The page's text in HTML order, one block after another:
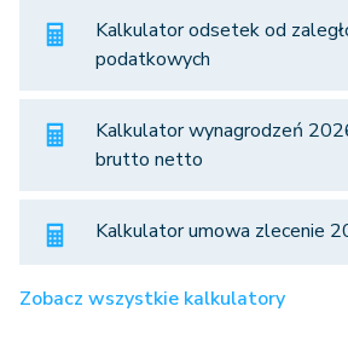
Kalkulator odsetek od
podatkowych
Kalkulator wynagrodzeń
brutto netto
Kalkulator umowa zlecenie
Zobacz wszystkie kalkulatory